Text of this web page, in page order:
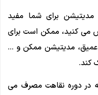
برای شما مفید
می کنید، ممکن است برای
مدیتیشن ممکن و …
کند.
در دوره نقاهت مصرف می